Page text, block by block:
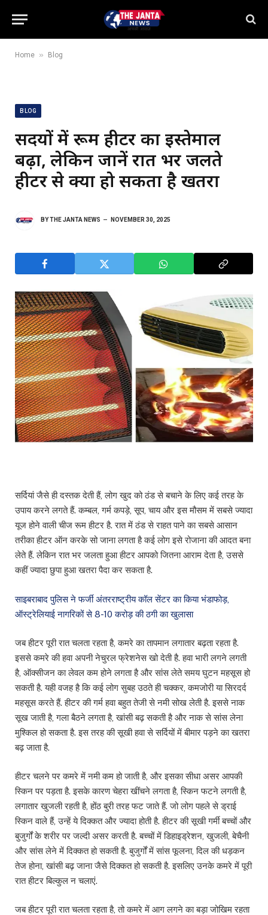
Home » Blog
BLOG
सर्दियों में रूम हीटर का इस्तेमाल
बढ़ा, लेकिन जानें रात भर जलते
हीटर से क्या हो सकता है खतरा
BYTHE JANTA NEWS NOVEMBER 30, 2025
सर्दियां जैसे ही दस्तक देती हैं, लोग खुद को ठंड से बचाने के लिए कई तरह के
उपाय करने लगते हैं. कम्बल, गर्म कपड़े, सूप, चाय और इस मौसम में सबसे ज्यादा
यूज होने वाली चीज रूम हीटर है. रात में ठंड से राहत पाने का सबसे आसान
तरीका हीटर ऑन करके सो जाना लगता है कई लोग इसे रोजाना की आदत बना
लेते हैं. लेकिन रात भर जलता हुआ हीटर आपको जितना आराम देता है, उससे
कहीं ज्यादा छुपा हुआ खतरा पैदा कर सकता है.
साइबराबाद पुलिस ने फर्जी अंतरराष्ट्रीय कॉल सेंटर का किया भंडाफोड़,
ऑस्ट्रेलियाई नागरिकों से 8-10 करोड़ की ठगी का खुलासा
जब हीटर पूरी रात चलता रहता है, कमरे का तापमान लगातार बढ़ता रहता है.
इससे कमरे की हवा अपनी नेचुरल फ्रेशनेस खो देती है. हवा भारी लगने लगती
है, ऑक्सीजन का लेवल कम होने लगता है और सांस लेते समय घुटन महसूस हो
सकती है. यही वजह है कि कई लोग सुबह उठते ही चक्कर, कमजोरी या सिरदर्द
महसूस करते हैं. हीटर की गर्म हवा बहुत तेजी से नमी सोख लेती है. इससे नाक
सूख जाती है, गला बैठने लगता है, खांसी बढ़ सकती है और नाक से सांस लेना
मुश्किल हो सकता है. इस तरह की सूखी हवा से सर्दियों में बीमार पड़ने का खतरा
बढ़ जाता है.
हीटर चलने पर कमरे में नमी कम हो जाती है, और इसका सीधा असर आपकी
स्किन पर पड़ता है. इसके कारण चेहरा खींचने लगता है, स्किन फटने लगती है,
लगातार खुजली रहती है, होंठ बुरी तरह फट जाते हैं. जो लोग पहले से ड्राई
स्किन वाले हैं, उन्हें ये दिक्कत और ज्यादा होती है. हीटर की सूखी गर्मी बच्चों और
बुजुर्गों के शरीर पर जल्दी असर करती है. बच्चों में डिहाइड्रेशन, खुजली, बेचैनी
और सांस लेने में दिक्कत हो सकती है. बुजुर्गों में सांस फूलना, दिल की धड़कन
तेज होना, खांसी बढ़ जाना जैसे दिक्कत हो सकती है. इसलिए उनके कमरे में पूरी
रात हीटर बिल्कुल न चलाएं.
जब हीटर पूरी रात चलता रहता है, तो कमरे में आग लगने का बड़ा जोखिम रहता